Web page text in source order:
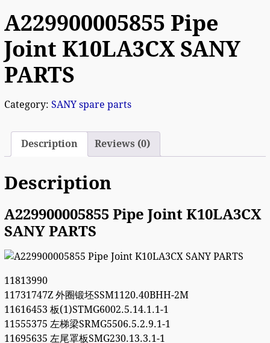
A229900005855 Pipe
Joint K10LA3CX SANY
PARTS
Category: SANY spare parts
Description Reviews (0)
Description
A229900005855 Pipe Joint K10LA3CX
SANY PARTS
11813990
11731747Z 外圈锻坯SSM1120.40BHH-2M
11616453 板(1)STMG6002.5.14.1.1-1
11555375 左梯梁SRMG5506.5.2.9.1-1
11695635 左尾罩板SMG230.13.3.1-1